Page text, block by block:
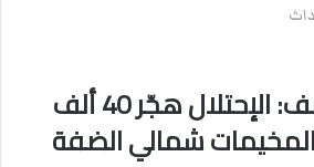
الـ “أونروا” تكشف: الإحتلال هجّر 40 ألف
شمالي الضفة